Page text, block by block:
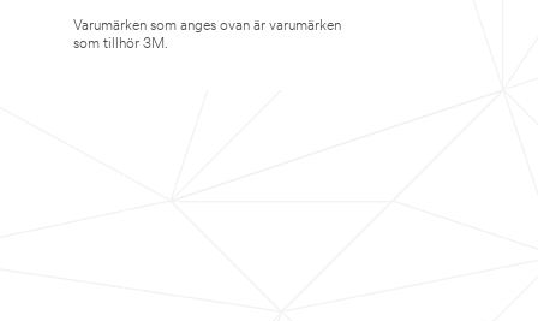
Varumärken som anges ovan är varumärken
som tillhör 3M.